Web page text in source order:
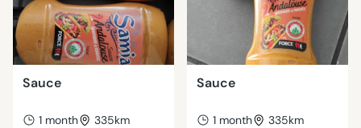
Sauce
1 month 335km
Sauce
1 month 335km